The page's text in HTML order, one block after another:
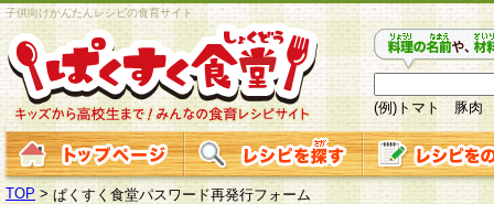
子供向けかんたんレシピの食育サイト
(例)トマト 豚肉
TOP > ぱくすく食堂パスワード再発行フォーム